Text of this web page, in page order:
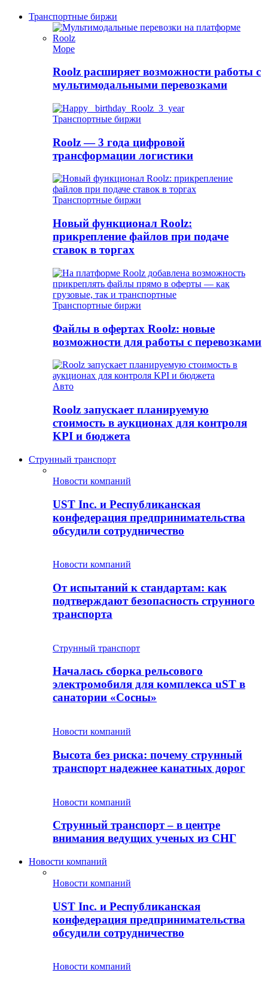
Транспортные биржи
Море
Roolz расширяет возможности работы с
мультимодальными перевозками
Транспортные биржи
Roolz — 3 года цифровой
трансформации логистики
Транспортные биржи
Новый функционал Roolz:
прикрепление файлов при подаче
ставок в торгах
Транспортные биржи
Файлы в офертах Roolz: новые
возможности для работы с перевозками
Авто
Roolz запускает планируемую
стоимость в аукционах для контроля
KPI и бюджета
Струнный транспорт
Новости компаний
UST Inc. и Республиканская
конфедерация предпринимательства
обсудили сотрудничество
Новости компаний
От испытаний к стандартам: как
подтверждают безопасность струнного
транспорта
Струнный транспорт
Началась сборка рельсового
электромобиля для комплекса uST в
санатории «Сосны»
Новости компаний
Высота без риска: почему струнный
транспорт надежнее канатных дорог
Новости компаний
Струнный транспорт – в центре
внимания ведущих ученых из СНГ
Новости компаний
Новости компаний
UST Inc. и Республиканская
конфедерация предпринимательства
обсудили сотрудничество
Новости компаний